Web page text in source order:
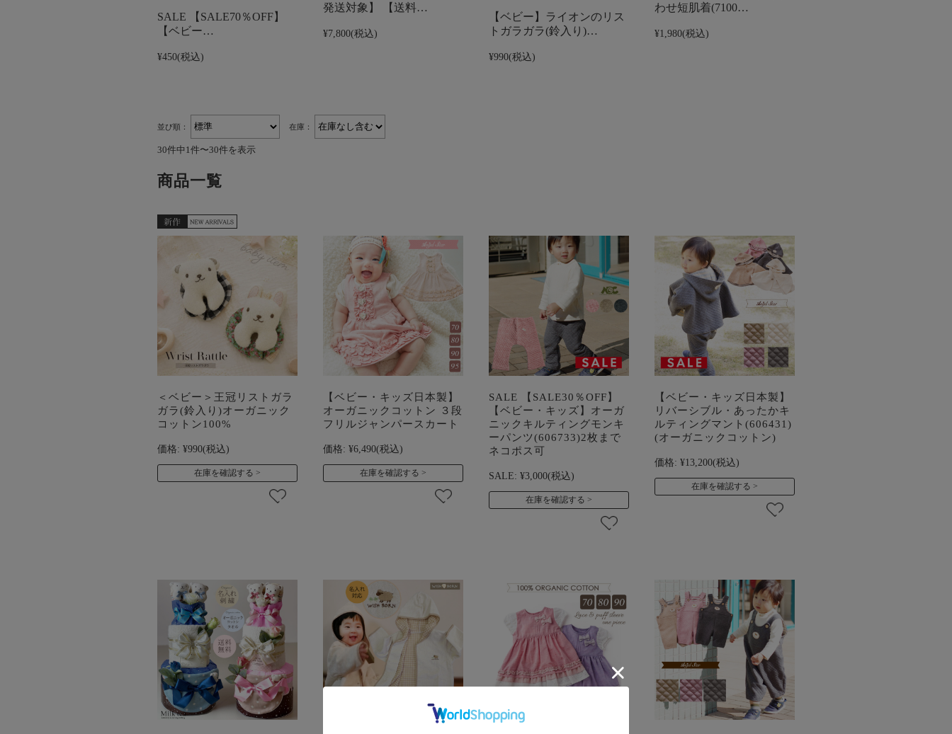
SALE 【SALE70％OFF】
【ベビー…
¥450(税込)
発送対象】 【送料…
¥7,800(税込)
【ベビー】ライオンのリス
トガラガラ(鈴入り)…
¥990(税込)
わせ短肌着(7100…
¥1,980(税込)
並び順： 在庫：
30件中1件〜30件を表示
商品一覧
＜ベビー＞王冠リストガラ
ガラ(鈴入り)オーガニック
コットン100%
価格: ¥990(税込)
在庫を確認する
【ベビー・キッズ日本製】
オーガニックコットン ３段
フリルジャンパースカート
価格: ¥6,490(税込)
在庫を確認する
SALE 【SALE30％OFF】
【ベビー・キッズ】オーガ
ニックキルティングモンキ
ーパンツ(606733)2枚まで
ネコポス可
SALE: ¥3,000(税込)
在庫を確認する
【ベビー・キッズ日本製】
リバーシブル・あったかキ
ルティングマント(606431)
(オーガニックコットン)
価格: ¥13,200(税込)
在庫を確認する